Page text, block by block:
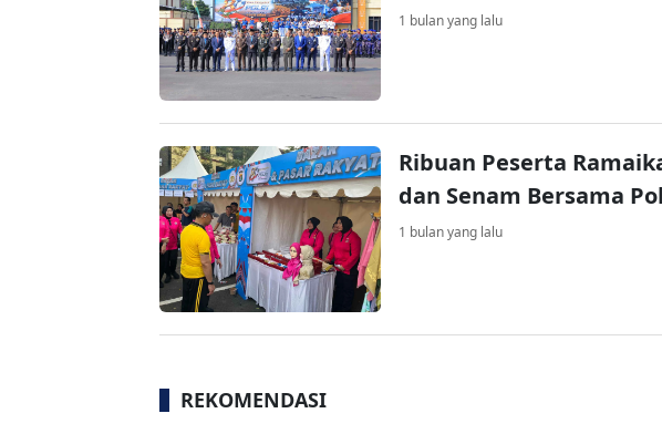
1 bulan yang lalu
Ribuan Peserta
dan Senam Bersama
1 bulan yang lalu
REKOMENDASI